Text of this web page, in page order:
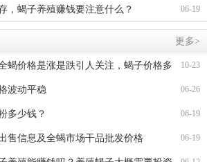
06-19
，蝎子养殖赚钱要注意什么？
更多>
10-23
蝎价格是涨是跌引人关注，蝎子价格多
06-26
波动平稳
06-19
多少钱？
06-19
售信息及全蝎市场干品批发价格